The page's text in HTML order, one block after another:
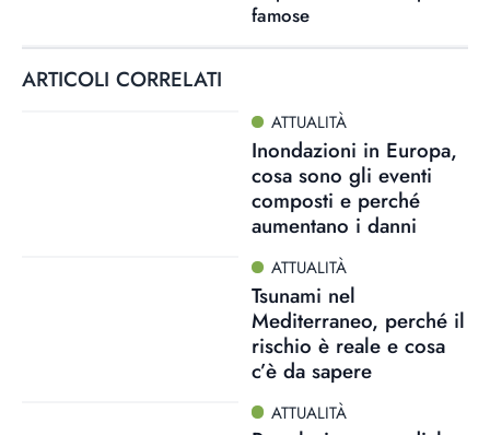
famose
ARTICOLI CORRELATI
ATTUALITÀ
Inondazioni in Europa,
cosa sono gli eventi
composti e perché
aumentano i danni
ATTUALITÀ
Tsunami nel
Mediterraneo, perché il
rischio è reale e cosa
c’è da sapere
ATTUALITÀ